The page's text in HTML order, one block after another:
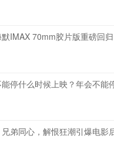
IMAX 70mm胶片版重磅回归
停什么时候上映？年会不能
弟同心，解恨狂潮引爆电影